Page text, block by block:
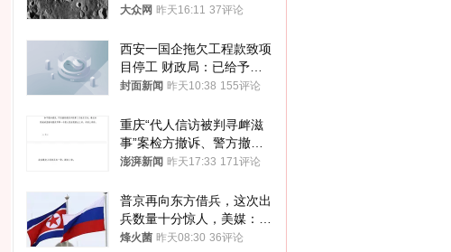
径约30米撞击坑
大众网 昨天16:11 37评论
西安一国企拖欠工程款致项
目停工 财政局：已给予处
分，正督促整改
封面新闻 昨天10:38 155评论
重庆“代人信访被判寻衅滋
事”案检方撤诉、警方撤
案，两被告人获国赔
澎湃新闻 昨天17:33 171评论
普京再向东方借兵，这次出
兵数量十分惊人，美媒：俄
朝要动真格？
烽火菌 昨天08:30 36评论